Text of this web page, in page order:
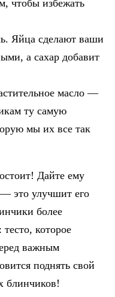
чтобы избежать
Яйца сделают ваши
а сахар добавит
масло —
ту самую
мы их все так
Дайте ему
это улучшит его
более
которое
важным
поднять свой
блинчиков!